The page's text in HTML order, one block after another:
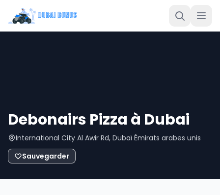
Debonairs Pizza à Dubai
International City Al Awir Rd, Dubaï Émirats arabes unis
Sauvegarder